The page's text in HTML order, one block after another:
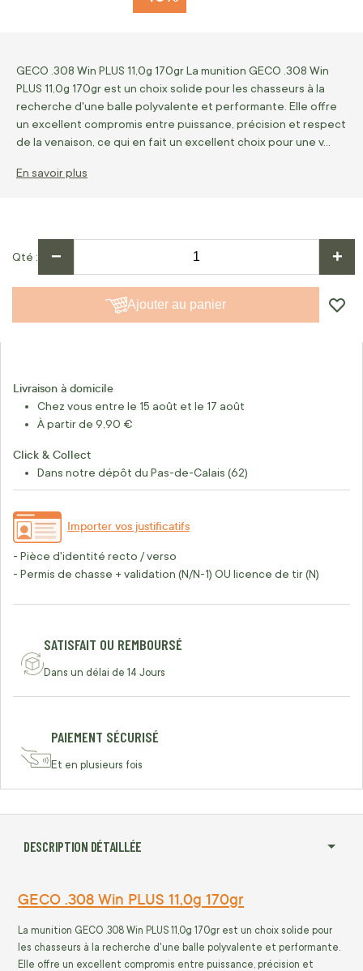
GECO .308 Win PLUS 11,0g 170gr La munition GECO .308 Win
PLUS 11,0g 170gr est un choix solide pour les chasseurs à la
recherche d'une balle polyvalente et performante. Elle offre
un excellent compromis entre puissance, précision et respect
de la venaison, ce qui en fait un excellent choix pour une v…
En savoir plus
Qté − +
Ajouter au panier
Livraison à domicile
Chez vous entre le 15 août et le 17 août
À partir de 9,90 €
Click & Collect
Dans notre dépôt du Pas-de-Calais (62)
Importer vos justificatifs
- Pièce d'identité recto / verso
- Permis de chasse + validation (N/N-1) OU licence de tir (N)
SATISFAIT OU REMBOURSÉ
Dans un délai de 14 Jours
PAIEMENT SÉCURISÉ
Et en plusieurs fois
DESCRIPTION DÉTAILLÉE
GECO .308 Win PLUS 11,0g 170gr
La munition GECO .308 Win PLUS 11,0g 170gr est un choix solide pour
les chasseurs à la recherche d'une balle polyvalente et performante.
Elle offre un excellent compromis entre puissance, précision et